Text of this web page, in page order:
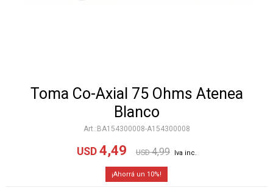
Toma Co-Axial 75 Ohms Atenea
Blanco
BA154300008-A154300008
USD 4,49 USD 4,99
10